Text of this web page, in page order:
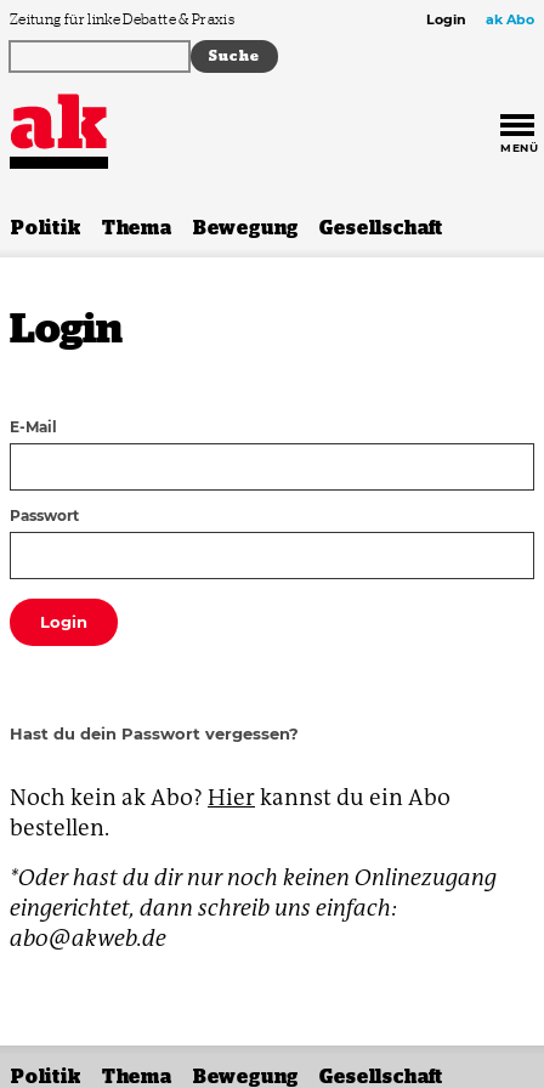
Zum Inhalt springen
Zeitung für linke Debatte & Praxis Login ak Abo
MENÜ
Politik Thema Bewegung Gesellschaft
Login
E-Mail
Passwort
Login
Hast du dein Passwort vergessen?
Noch kein ak Abo? Hierkannst du ein Abo
bestellen.
*Oder hast du dir nur noch keinen Onlinezugang
eingerichtet, dann schreib uns einfach:
abo@akweb.de
Politik Thema Bewegung Gesellschaft